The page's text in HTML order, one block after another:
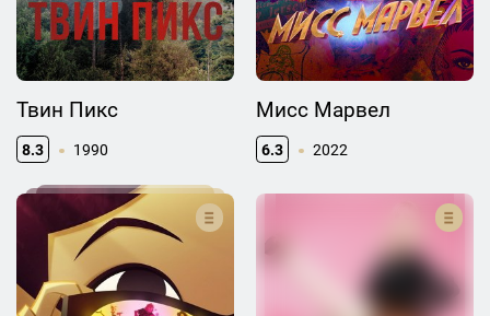
Твин Пикс
8.3 1990
Мисс Марвел
6.3 2022